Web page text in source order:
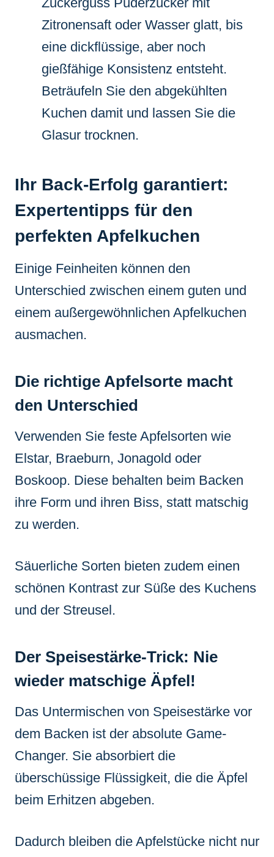
Zitronensaft oder Wasser glatt, bis
eine dickflüssige, aber noch
gießfähige Konsistenz entsteht.
Beträufeln Sie den abgekühlten
Kuchen damit und lassen Sie die
Glasur trocknen.
Ihr Back-Erfolg garantiert:
Expertentipps für den
perfekten Apfelkuchen
Einige Feinheiten können den
Unterschied zwischen einem guten und
einem außergewöhnlichen Apfelkuchen
ausmachen.
Die richtige Apfelsorte macht
den Unterschied
Verwenden Sie feste Apfelsorten wie
Elstar, Braeburn, Jonagold oder
Boskoop. Diese behalten beim Backen
ihre Form und ihren Biss, statt matschig
zu werden.
Säuerliche Sorten bieten zudem einen
schönen Kontrast zur Süße des Kuchens
und der Streusel.
Der Speisestärke-Trick: Nie
wieder matschige Äpfel!
Das Untermischen von Speisestärke vor
dem Backen ist der absolute Game-
Changer. Sie absorbiert die
überschüssige Flüssigkeit, die die Äpfel
beim Erhitzen abgeben.
Dadurch bleiben die Apfelstücke nicht nur